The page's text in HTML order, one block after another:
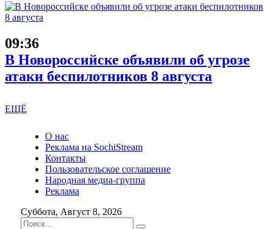
09:36
В Новороссийске объявили об угрозе
атаки беспилотников 8 августа
ЕЩЁ
О нас
Реклама на SochiStream
Контакты
Пользовательское соглашение
Народная медиа-группа
Реклама
Суббота, Август 8, 2026